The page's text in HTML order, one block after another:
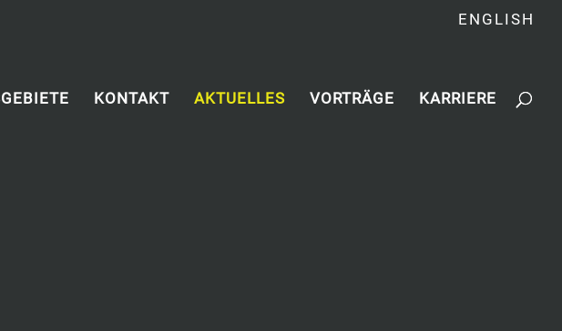
ENGLISH
KONTAKT AKTUELLES VORTRÄGE KARRIERE